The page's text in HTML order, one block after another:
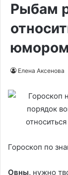
Рыбам
Елена Аксенова
Гороскоп по
Овны, нужно